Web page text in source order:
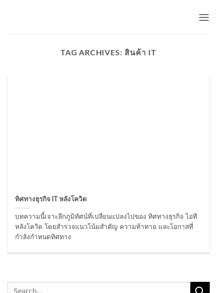
TAG ARCHIVES: สินค้า IT
ทิศทางธุรกิจ IT หลังโควิด
บทความนี้เจาะลึกภูมิทัศน์ที่เปลี่ยนแปลงไปของ ทิศทางธุรกิจ ไอที
หลังโควิด โดยสำรวจแนวโน้มสำคัญ ความท้าทาย และโอกาสที่
กำลังกำหนดทิศทาง